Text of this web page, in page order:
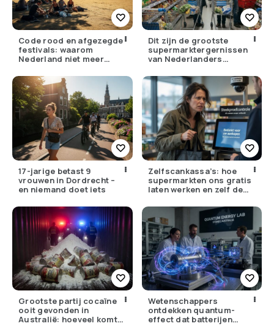
Code rood en afgezegde
festivals: waarom
Nederland niet meer
Dit zijn de grootste
supermarktergernissen
van Nederlanders
17-jarige betast 9
vrouwen in Dordrecht –
en niemand doet iets
Zelfscankassa’s: hoe
supermarkten ons gratis
laten werken en zelf de
Grootste partij cocaïne
ooit gevonden in
Australië: hoeveel komt
Wetenschappers
ontdekken quantum-
effect dat batterijen